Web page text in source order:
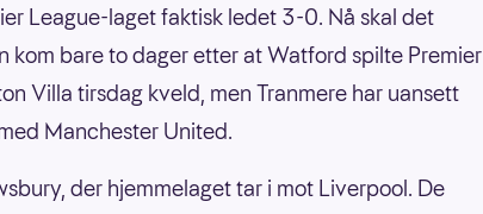
League-laget faktisk ledet 3-0. Nå skal det
kom bare to dager etter at Watford spilte Premier
Villa tirsdag kveld, men Tranmere har uansett
Manchester United.
der hjemmelaget tar i mot Liverpool. De